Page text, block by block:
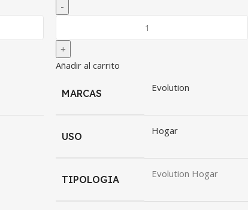
Añadir al carrito
MARCAS Evolution
USO Hogar
TIPOLOGIA Evolution Hogar